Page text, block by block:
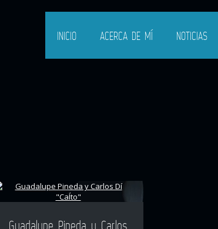
INICIO ACERCA DE MÍ NOTICIAS
Guadalupe Pineda y Carlos